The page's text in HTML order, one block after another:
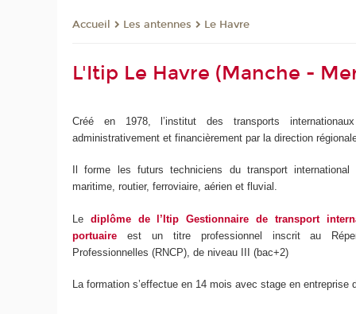
Accueil Les antennes Le Havre
L'Itip Le Havre (Manche -
Créé en 1978, l’institut des transports
administrativement et financièrement par la direction
Il forme les futurs techniciens du transport
maritime, routier, ferroviaire, aérien et fluvial.
Le diplôme de l’Itip Gestionnaire de transport
portuaire est un titre professionnel inscrit au
Professionnelles (RNCP), de niveau III (bac+2)
La formation s’effectue en 14 mois avec stage en entreprise